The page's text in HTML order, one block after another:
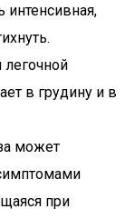
интенсивная,
в грудину и в
может
при